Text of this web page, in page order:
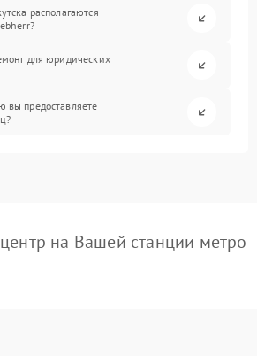
располагаются
для юридических
вы предоставляете
на Вашей станции метро